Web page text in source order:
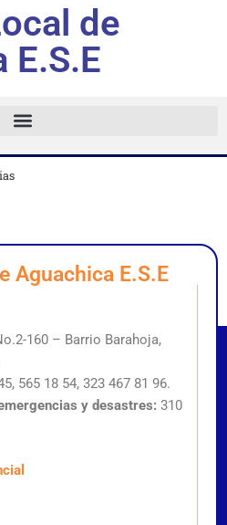
de
E.S.E
Aguachica E.S.E
160 – Barrio Barahoja,
565 18 54, 323 467 81 96.
y desastres: 310